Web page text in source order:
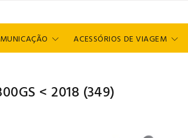
ACESSÓRIOS DE VIAGEM
< 2018 (349)